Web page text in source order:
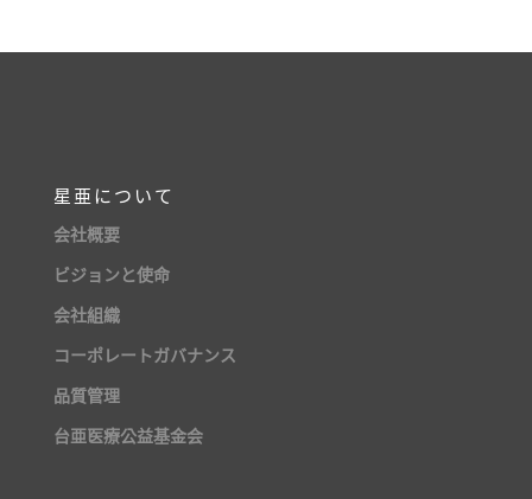
星亜について
会社概要
ビジョンと使命
会社組織
コーポレートガバナンス
品質管理
台亜医療公益基金会